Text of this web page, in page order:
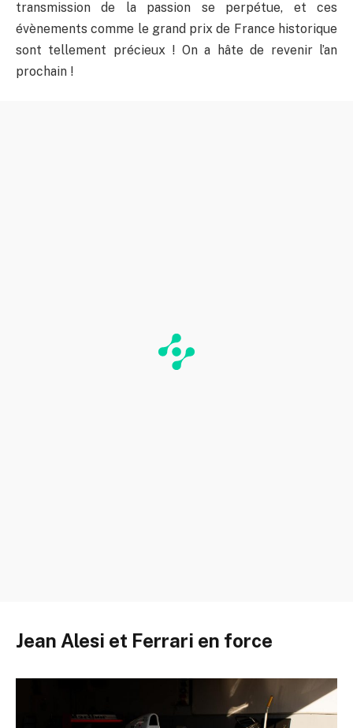
transmission de la passion se perpétue, et ces
évènements comme le grand prix de France historique
sont tellement précieux ! On a hâte de revenir l’an
prochain !
Jean Alesi et Ferrari en force